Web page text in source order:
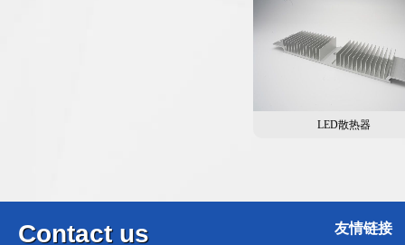
LED散热器
Contact us 友情链接